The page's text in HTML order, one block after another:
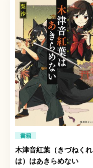
書籍
木津音紅葉（きづねくれ
は）はあきらめない